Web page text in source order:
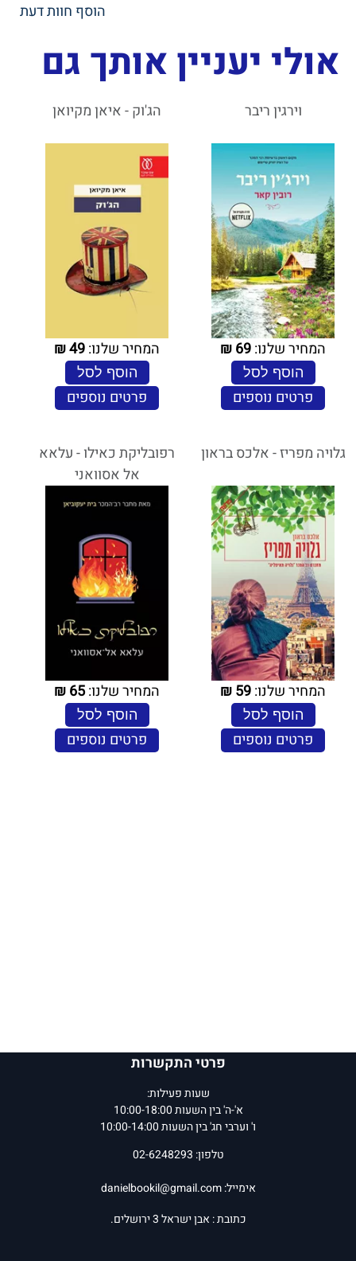
הוסף חוות דעת
אולי יעניין אותך גם
וירגין ריבר
המחיר שלנו:69
₪
הוסף לסל
פרטים נוספים
הג'וק - איאן מקיואן
המחיר שלנו:49
₪
הוסף לסל
פרטים נוספים
גלויה מפריז - אלכס בראון
המחיר שלנו:59
₪
הוסף לסל
פרטים נוספים
רפובליקת כאילו - עלאא
אל אסוואני
המחיר שלנו:65
₪
הוסף לסל
פרטים נוספים
פרטי התקשרות
שעות פעילות:
א'-ה' בין השעות 10:00-18:00
ו' וערבי חג' בין השעות 10:00-14:00
טלפון: 02-6248293
אימייל:danielbookil@gmail.com
כתובת : אבן ישראל 3 ירושלים.